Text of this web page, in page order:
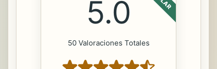
5.0
50 Valoraciones Totales